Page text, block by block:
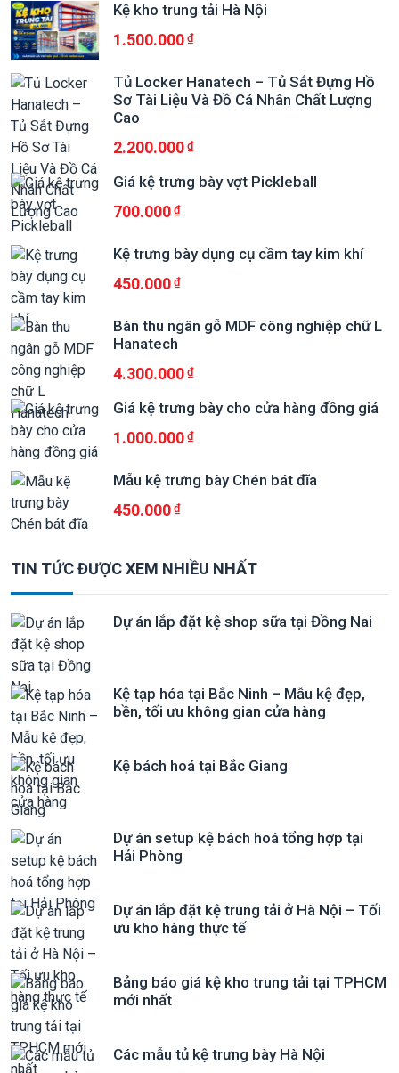
Kệ kho trung tải Hà Nội
1.500.000
Tủ Locker Hanatech – Tủ Sắt Đựng Hồ
Sơ Tài Liệu Và Đồ Cá Nhân Chất Lượng
Cao
2.200.000
Giá kệ trưng bày vợt Pickleball
700.000
Kệ trưng bày dụng cụ cầm tay kim khí
450.000
Bàn thu ngân gỗ MDF công nghiệp chữ L
Hanatech
4.300.000
Giá kệ trưng bày cho cửa hàng đồng giá
1.000.000
Mẫu kệ trưng bày Chén bát đĩa
450.000
TIN TỨC ĐƯỢC XEM NHIỀU NHẤT
Dự án lắp đặt kệ shop sữa tại Đồng Nai
Kệ tạp hóa tại Bắc Ninh – Mẫu kệ đẹp,
bền, tối ưu không gian cửa hàng
Kệ bách hoá tại Bắc Giang
Dự án setup kệ bách hoá tổng hợp tại
Hải Phòng
Dự án lắp đặt kệ trung tải ở Hà Nội – Tối
ưu kho hàng thực tế
Bảng báo giá kệ kho trung tải tại TPHCM
mới nhất
Các mẫu tủ kệ trưng bày Hà Nội